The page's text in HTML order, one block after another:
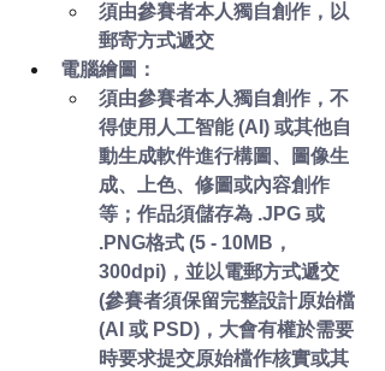
須由參賽者本人獨自創作，以
郵寄方式遞交
電腦繪圖：
須由參賽者本人獨自創作，不
得使用人工智能 (AI) 或其他自
動生成軟件進行構圖、圖像生
成、上色、修圖或內容創作
等；作品須儲存為 .JPG 或
.PNG格式 (5 - 10MB，
300dpi)，並以電郵方式遞交
(參賽者須保留完整設計原始檔
(AI 或 PSD)，大會有權於需要
時要求提交原始檔作核實或其